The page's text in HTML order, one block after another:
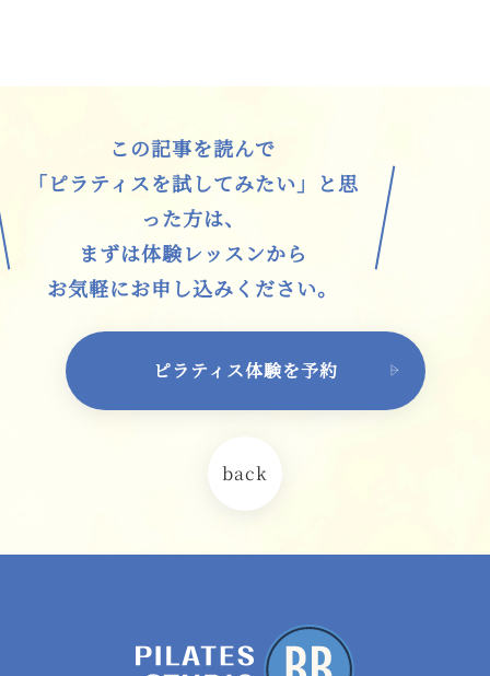
この記事を読んで
「ピラティスを試してみたい」と思
った方は、
まずは体験レッスンから
お気軽にお申し込みください。
ピラティス体験を予約
back